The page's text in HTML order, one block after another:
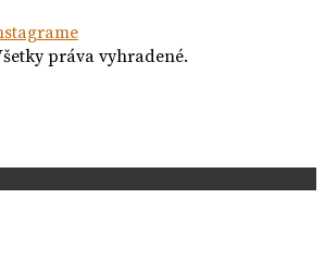
práva vyhradené.